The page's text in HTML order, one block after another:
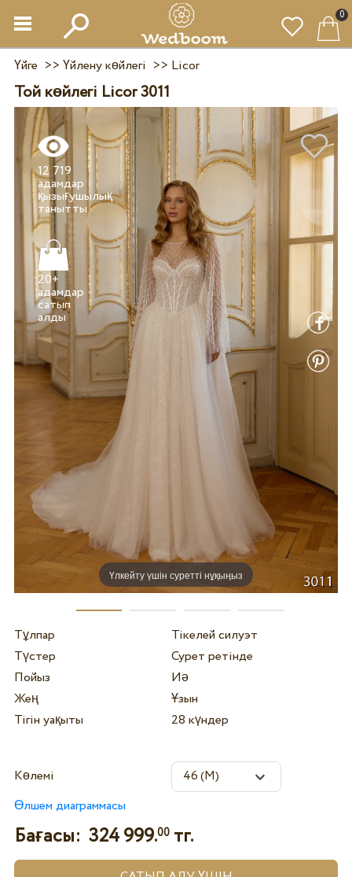
0
Үйге >> Үйлену көйлегі >> Licor
Той көйлегі Licor 3011
Үлкейту үшін суретті нұқыңыз
12 719
адамдар
қызығушылық
20+
адамдар
сатып
Тұлпар
Тікелей силуэт
Түстер
Сурет ретінде
Пойыз
Иә
Жең
Ұзын
Тігін уақыты
28 күндер
Көлемі
Өлшем диаграммасы
Бағасы: 324 999.00тг.